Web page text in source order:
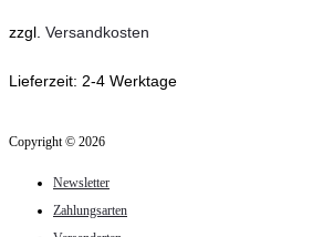
auf.
Optionen
der
Produktseite
zzgl. Versandkosten
Lieferzeit: 2-4 Werktage
Copyright © 2026
Newsletter
Zahlungsarten